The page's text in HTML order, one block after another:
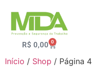
R$ 0,00 0
Início / Shop / Página 4